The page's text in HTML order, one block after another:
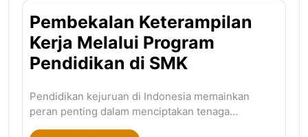
Pembekalan Keterampilan
Kerja Melalui Program
Pendidikan di SMK
Pendidikan kejuruan di Indonesia memainkan
peran penting dalam menciptakan tenaga…